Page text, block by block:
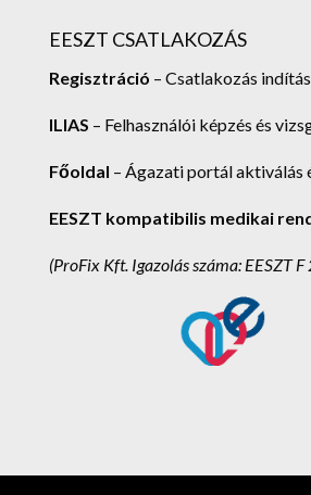
EESZT CSATLAKOZÁS
Regisztráció – Csatlakozás
ILIAS – Felhasználói képzés és
Főoldal – Ágazati portál aktiválás
EESZT kompatibilis medikai
(ProFix Kft. Igazolás száma: EESZT